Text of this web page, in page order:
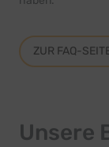
ZUR FAQ-
Unsere